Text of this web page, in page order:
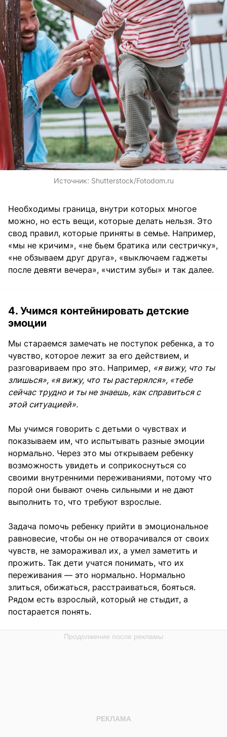
Источник: Shutterstock/Fotodom.ru
Необходимы граница, внутри которых многое
можно, но есть вещи, которые делать нельзя. Это
свод правил, которые приняты в семье. Например,
«мы не кричим», «не бьем братика или сестричку»,
«не обзываем друг друга», «выключаем гаджеты
после девяти вечера», «чистим зубы» и так далее.
4. Учимся контейнировать детские
эмоции
Мы стараемся замечать не поступок ребенка, а то
чувство, которое лежит за его действием, и
разговариваем про это. Например, «я вижу, что ты
злишься», «я вижу, что ты растерялся», «тебе
сейчас трудно и ты не знаешь, как справиться с
этой ситуацией».
Мы учимся говорить с детьми о чувствах и
показываем им, что испытывать разные эмоции
нормально. Через это мы открываем ребенку
возможность увидеть и соприкоснуться со
своими внутренними переживаниями, потому что
порой они бывают очень сильными и не дают
выполнить то, что требуют взрослые.
Задача помочь ребенку прийти в эмоциональное
равновесие, чтобы он не отворачивался от своих
чувств, не замораживал их, а умел заметить и
прожить. Так дети учатся понимать, что их
переживания — это нормально. Нормально
злиться, обижаться, расстраиваться, бояться.
Рядом есть взрослый, который не стыдит, а
постарается понять.